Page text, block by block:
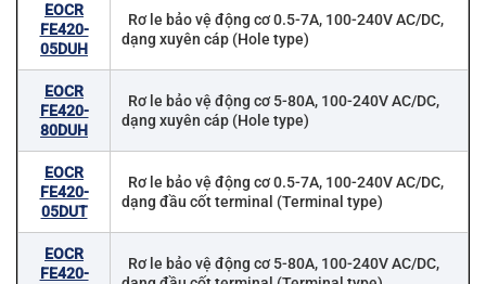
EOCR
FE420-
05DUH
Rơ le bảo vệ động cơ 0.5-7A, 100-240V AC/DC,
dạng xuyên cáp (Hole type)
EOCR
FE420-
80DUH
Rơ le bảo vệ động cơ 5-80A, 100-240V AC/DC,
dạng xuyên cáp (Hole type)
EOCR
FE420-
05DUT
Rơ le bảo vệ động cơ 0.5-7A, 100-240V AC/DC,
dạng đầu cốt terminal (Terminal type)
EOCR
FE420-
Rơ le bảo vệ động cơ 5-80A, 100-240V AC/DC,